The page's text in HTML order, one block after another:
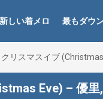
新しい着メロ 最もダウ
クリスマスイブ
Eve) – 優